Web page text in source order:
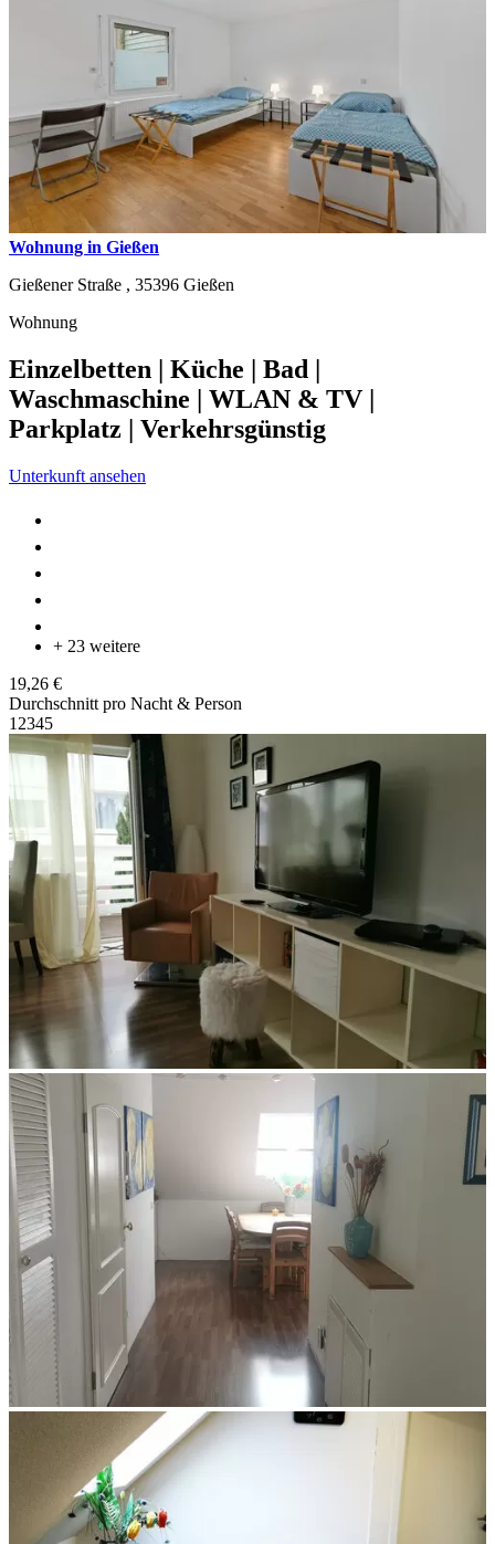
Wohnung in Gießen
Gießener Straße , 35396 Gießen
Wohnung
Einzelbetten | Küche | Bad |
Waschmaschine | WLAN & TV |
Parkplatz | Verkehrsgünstig
Unterkunft ansehen
+ 23 weitere
19,26 €
Durchschnitt pro Nacht & Person
1 2345